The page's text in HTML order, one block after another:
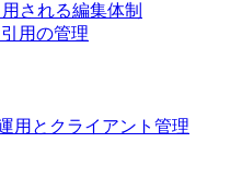
される編集体制
用の管理
用とクライアント管理